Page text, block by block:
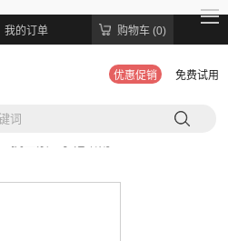
我的订单 购物车 (0)
优惠促销 免费试用